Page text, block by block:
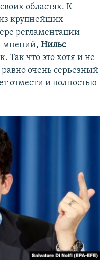
областях. К
крупнейших
регламентации
мнений, Нильс
Так что это хотя и не
равно очень серьезный
отмести и полностью